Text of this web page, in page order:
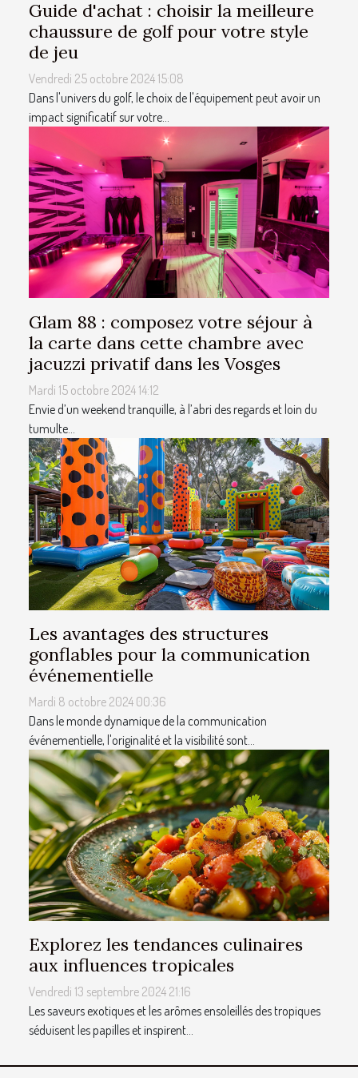
Guide d'achat : choisir la meilleure
chaussure de golf pour votre style
de jeu
Vendredi 25 octobre 2024 15:08
Dans l'univers du golf, le choix de l'équipement peut avoir un
impact significatif sur votre...
Glam 88 : composez votre séjour à
la carte dans cette chambre avec
jacuzzi privatif dans les Vosges
Mardi 15 octobre 2024 14:12
Envie d’un weekend tranquille, à l’abri des regards et loin du
tumulte...
Les avantages des structures
gonflables pour la communication
événementielle
Mardi 8 octobre 2024 00:36
Dans le monde dynamique de la communication
événementielle, l'originalité et la visibilité sont...
Explorez les tendances culinaires
aux influences tropicales
Vendredi 13 septembre 2024 21:16
Les saveurs exotiques et les arômes ensoleillés des tropiques
séduisent les papilles et inspirent...